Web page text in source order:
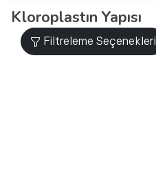
Kloroplastın Yapısı
Filtreleme Seçenekleri